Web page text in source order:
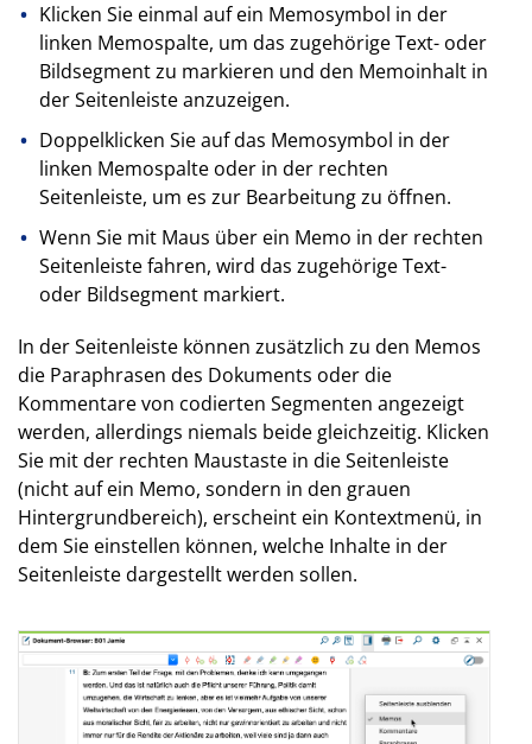
Klicken Sie einmal auf ein Memosymbol in der
linken Memospalte, um das zugehörige Text- oder
Bildsegment zu markieren und den Memoinhalt in
der Seitenleiste anzuzeigen.
Doppelklicken Sie auf das Memosymbol in der
linken Memospalte oder in der rechten
Seitenleiste, um es zur Bearbeitung zu öffnen.
Wenn Sie mit Maus über ein Memo in der rechten
Seitenleiste fahren, wird das zugehörige Text-
oder Bildsegment markiert.
In der Seitenleiste können zusätzlich zu den Memos
die Paraphrasen des Dokuments oder die
Kommentare von codierten Segmenten angezeigt
werden, allerdings niemals beide gleichzeitig. Klicken
Sie mit der rechten Maustaste in die Seitenleiste
(nicht auf ein Memo, sondern in den grauen
Hintergrundbereich), erscheint ein Kontextmenü, in
dem Sie einstellen können, welche Inhalte in der
Seitenleiste dargestellt werden sollen.